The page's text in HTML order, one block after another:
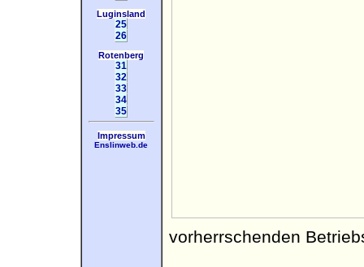
Luginsland
25
26
Rotenberg
31
32
33
34
35
Impressum
Enslinweb.de
vorherrschenden